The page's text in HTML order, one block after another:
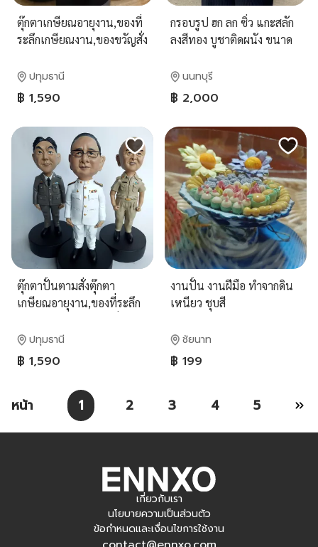
ตุ๊กตาเกษียณอายุงาน,ของที่
ระลึกเกษียณงาน,ของขวัญสั่ง
ปทุมธานี
฿ 1,590
กรอบรูป ฮก ลก ซิ่ว แกะสลัก
ลงสีทอง บูชาติดผนัง ขนาด
นนทบุรี
฿ 2,000
ตุ๊กตาปั้นตามสั่งตุ๊กตา
เกษียณอายุงาน,ของที่ระลึก
ของขวัญแฮนด์เมด
ปทุมธานี
฿ 1,590
งานปั้น งานฝีมือ ทำจากดิน
เหนียว ชุบสี
ชัยนาท
฿ 199
หน้า 1 2 3 4 5
เกี่ยวกับเรา
นโยบายความเป็นส่วนตัว
ข้อกำหนดและเงื่อนไขการใช้งาน